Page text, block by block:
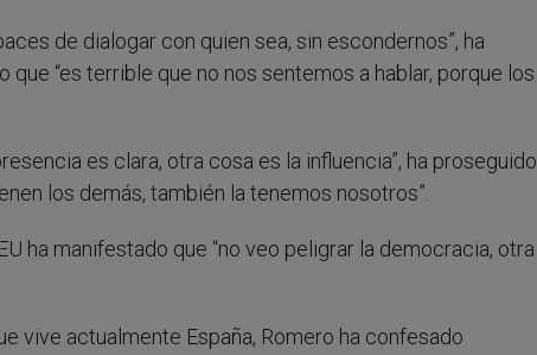
de dialogar con quien sea, sin escondernos”, ha
“es terrible que no nos sentemos a hablar, porque los
es clara, otra cosa es la influencia”, ha proseguido
los demás, también la tenemos nosotros”.
ha manifestado que “no veo peligrar la democracia, otra
vive actualmente España, Romero ha confesado